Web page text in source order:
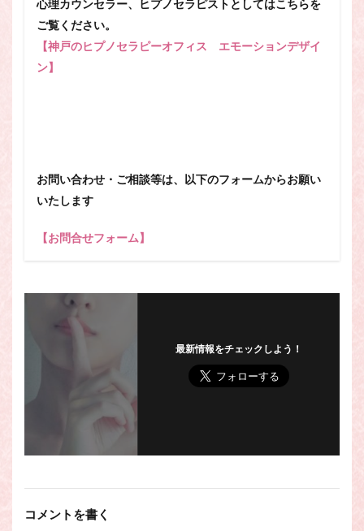
心理カウンセラー、ヒプノセラピストとしてはこちらを
ご覧ください。
【神戸のヒプノセラピーオフィス エモーションデザイ
ン】
お問い合わせ・ご相談等は、以下のフォームからお願い
いたします
【お問合せフォーム】
最新情報をチェックしよう！
コメントを書く